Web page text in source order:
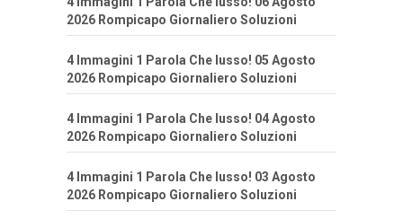
2026 Rompicapo Giornaliero Soluzioni
4 Immagini 1 Parola Che lusso! 05 Agosto
2026 Rompicapo Giornaliero Soluzioni
4 Immagini 1 Parola Che lusso! 04 Agosto
2026 Rompicapo Giornaliero Soluzioni
4 Immagini 1 Parola Che lusso! 03 Agosto
2026 Rompicapo Giornaliero Soluzioni